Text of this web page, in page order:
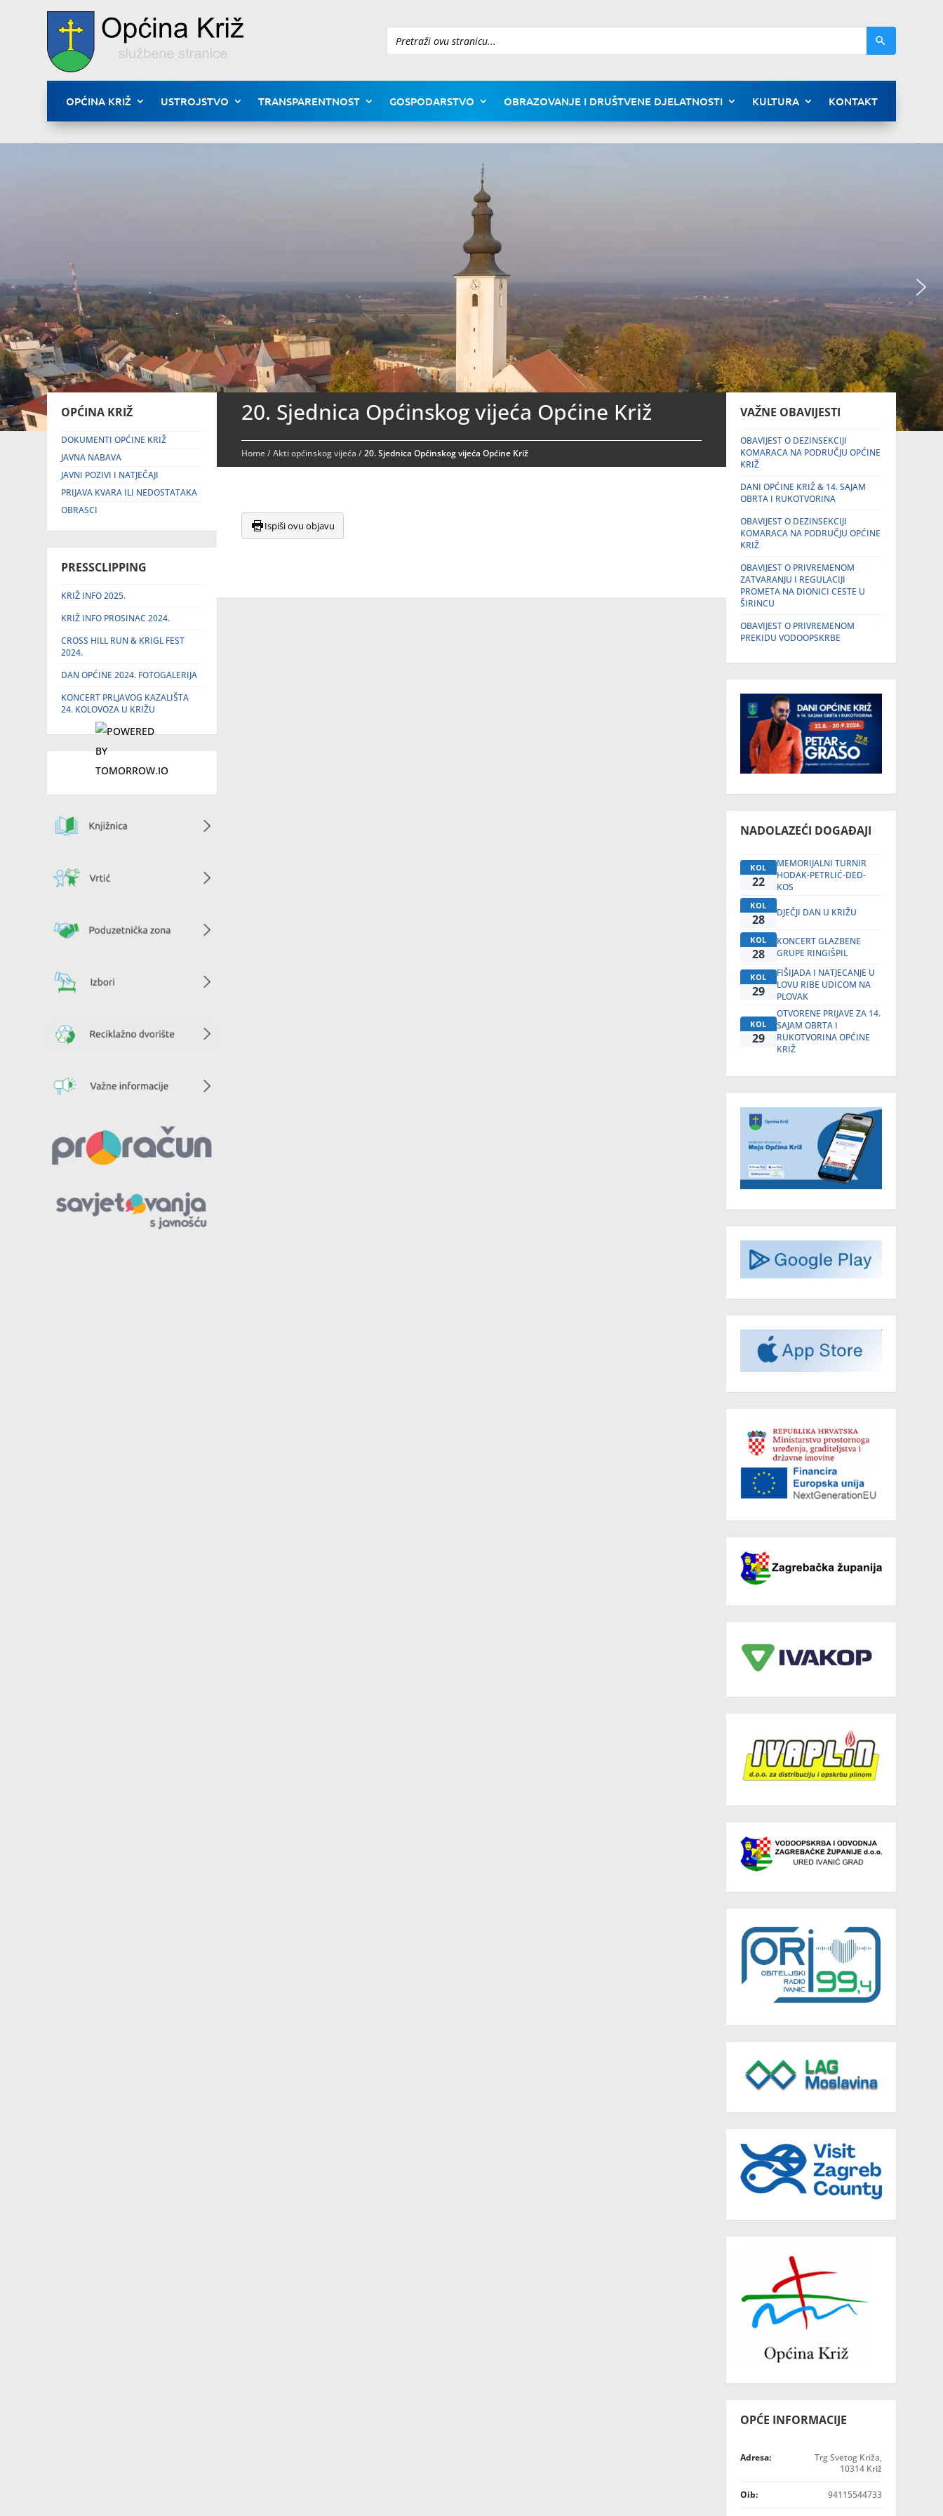
Pretraži
OPĆINA KRIŽ USTROJSTVO TRANSPARENTNOST GOSPODARSTVO OBRAZOVANJE I DRUŠTVENE DJELATNOSTI KULTURA KONTAKT
OPĆINA KRIŽ
DOKUMENTI OPĆINE KRIŽ
JAVNA NABAVA
JAVNI POZIVI I NATJEČAJI
PRIJAVA KVARA ILI NEDOSTATAKA
OBRASCI
PRESSCLIPPING
KRIŽ INFO 2025.
KRIŽ INFO PROSINAC 2024.
CROSS HILL RUN & KRIGL FEST
2024.
DAN OPĆINE 2024. FOTOGALERIJA
KONCERT PRLJAVOG KAZALIŠTA
24. KOLOVOZA U KRIŽU
20. Sjednica Općinskog vijeća Općine Križ
Home/Akti općinskog vijeća /20. Sjednica Općinskog vijeća Općine Križ
Ispiši ovu objavu
VAŽNE OBAVIJESTI
OBAVIJEST O DEZINSEKCIJI
KOMARACA NA PODRUČJU OPĆINE
KRIŽ
DANI OPĆINE KRIŽ & 14. SAJAM
OBRTA I RUKOTVORINA
OBAVIJEST O DEZINSEKCIJI
KOMARACA NA PODRUČJU OPĆINE
KRIŽ
OBAVIJEST O PRIVREMENOM
ZATVARANJU I REGULACIJI
PROMETA NA DIONICI CESTE U
ŠIRINCU
OBAVIJEST O PRIVREMENOM
PREKIDU VODOOPSKRBE
NADOLAZEĆI DOGAĐAJI
KOL
22
MEMORIJALNI TURNIR
HODAK-PETRLIĆ-DED-
KOS
KOL
28 DJEČJI DAN U KRIŽU
KOL
28
KONCERT GLAZBENE
GRUPE RINGIŠPIL
KOL
29
FIŠIJADA I NATJECANJE U
LOVU RIBE UDICOM NA
PLOVAK
KOL
29
OTVORENE PRIJAVE ZA 14.
SAJAM OBRTA I
RUKOTVORINA OPĆINE
KRIŽ
OPĆE INFORMACIJE
Adresa:
Trg Svetog Križa,
10314 Križ
Oib: 94115544733